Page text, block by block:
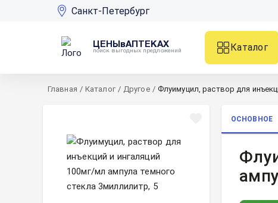
Санкт-Петербург
ЦЕНЫвАПТЕКАХ
поиск выгодных предложений
Каталог
Главная / Каталог / Другое / Флуимуцил, раствор для
ОСНОВНОЕ